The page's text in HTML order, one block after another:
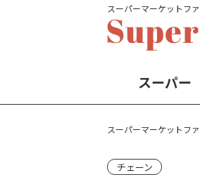
スーパーマーケットフ
スーパー
スーパーマーケットフ
チェーン